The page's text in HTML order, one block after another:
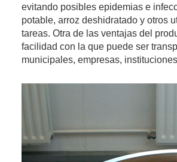
evitando posibles epidemias e
potable, arroz deshidratado y otros
tareas. Otra de las ventajas del
facilidad con la que puede ser
municipales, empresas,